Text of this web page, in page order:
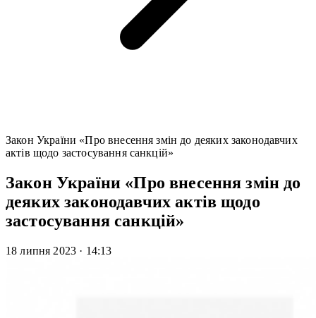
Закон України «Про внесення змін до деяких законодавчих
актів щодо застосування санкцій»
Закон України «Про внесення змін до
деяких законодавчих актів щодо
застосування санкцій»
18 липня 2023 · 14:13